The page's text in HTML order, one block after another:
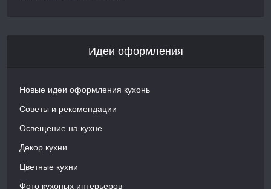
Идеи оформления
Новые идеи оформления кухонь
Советы и рекомендации
Освещение на кухне
Декор кухни
Цветные кухни
Фото кухоных интерьеров